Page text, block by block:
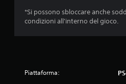
*Si possono sbloccare anche
condizioni all'interno del gioco.
Piattaforma: